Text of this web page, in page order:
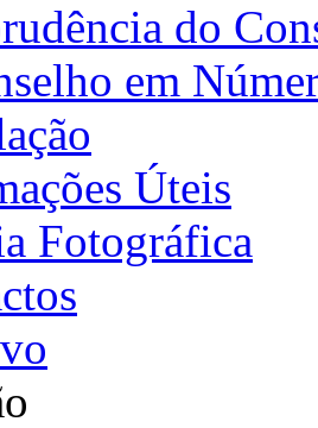
do
em
Úteis
Fotográfica